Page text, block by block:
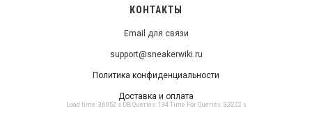
КОНТАКТЫ
Email для связи
support@sneakerwiki.ru
Политика конфиденциальности
Доставка и оплата
Load time: 3,6052 s DB Queries: 134 Time For Queries: 3,3222 s